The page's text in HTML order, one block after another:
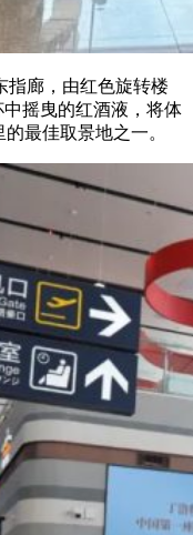
指廊，由红色旋转楼
摇曳的红酒液，将体
最佳取景地之一。